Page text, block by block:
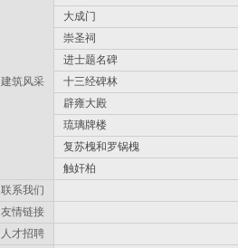
建筑风采
大成门
崇圣祠
进士题名碑
十三经碑林
辟雍大殿
琉璃牌楼
复苏槐和罗锅槐
触奸柏
联系我们
友情链接
人才招聘